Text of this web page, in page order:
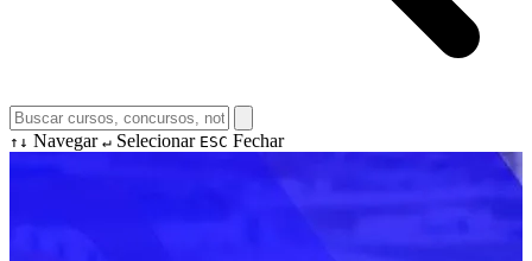
↑↓ Navegar ↵ Selecionar ESC Fechar